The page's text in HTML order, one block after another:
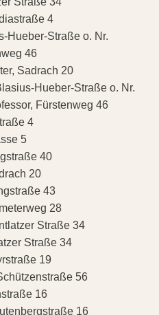
4
Hueber-Straße o. Nr.
46
Sadrach 20
Hueber-Straße o. Nr.
Fürstenweg 46
4
5
40
20
43
28
Straße 34
Straße 34
19
56
16
16